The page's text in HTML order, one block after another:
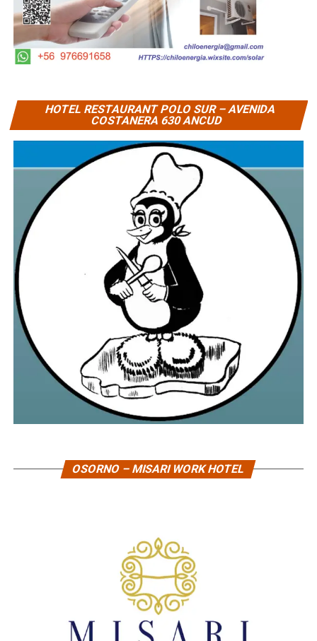
HOTEL RESTAURANT POLO SUR – AVENIDA
COSTANERA 630 ANCUD
OSORNO – MISARI WORK HOTEL